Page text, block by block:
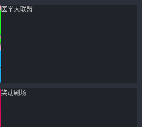
医学大联盟
笑动剧场